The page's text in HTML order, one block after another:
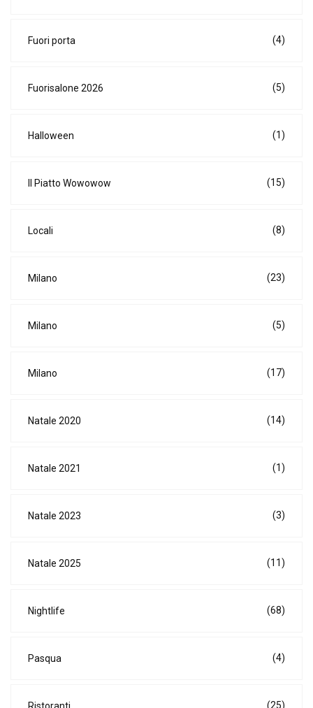
Fuori porta (4)
Fuorisalone 2026 (5)
Halloween (1)
Il Piatto Wowowow (15)
Locali (8)
Milano (23)
Milano (5)
Milano (17)
Natale 2020 (14)
Natale 2021 (1)
Natale 2023 (3)
Natale 2025 (11)
Nightlife (68)
Pasqua (4)
Ristoranti (25)